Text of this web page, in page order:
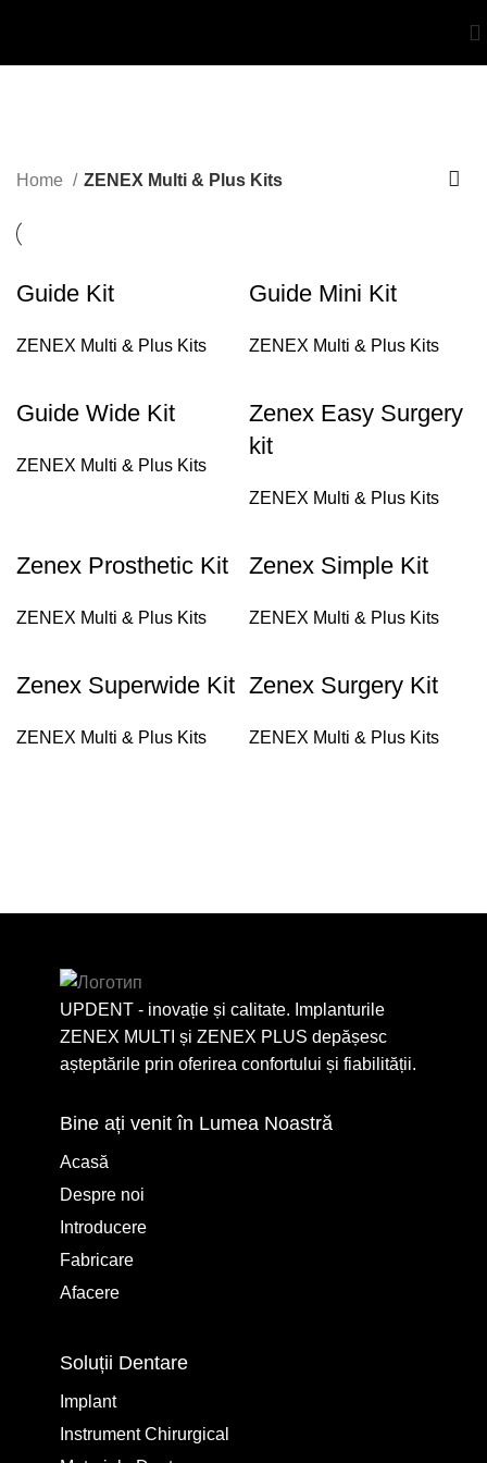
Categories
Home ZENEX Multi & Plus Kits
Guide Kit
ZENEX Multi & Plus Kits
Guide Mini Kit
ZENEX Multi & Plus Kits
Guide Wide Kit
ZENEX Multi & Plus Kits
Zenex Easy Surgery
kit
ZENEX Multi & Plus Kits
Zenex Prosthetic Kit
ZENEX Multi & Plus Kits
Zenex Simple Kit
ZENEX Multi & Plus Kits
Zenex Superwide Kit
ZENEX Multi & Plus Kits
Zenex Surgery Kit
ZENEX Multi & Plus Kits
UPDENT - inovație și calitate. Implanturile
ZENEX MULTI și ZENEX PLUS depășesc
așteptările prin oferirea confortului și fiabilității.
Bine ați venit în Lumea Noastră
Acasă
Despre noi
Introducere
Fabricare
Afacere
Soluții Dentare
Implant
Instrument Chirurgical